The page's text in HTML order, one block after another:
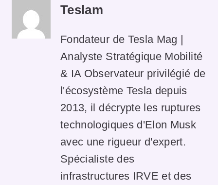
Teslam
Fondateur de Tesla Mag |
Analyste Stratégique Mobilité
& IA Observateur privilégié de
l'écosystème Tesla depuis
2013, il décrypte les ruptures
technologiques d'Elon Musk
avec une rigueur d'expert.
Spécialiste des
infrastructures IRVE et des